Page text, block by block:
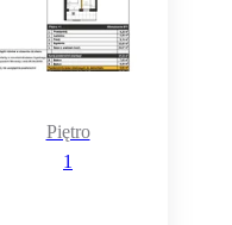
Piętro
1